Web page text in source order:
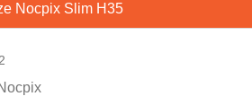
Nocpix Slim H35